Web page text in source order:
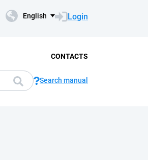
English Login
CONTACTS
Search manual